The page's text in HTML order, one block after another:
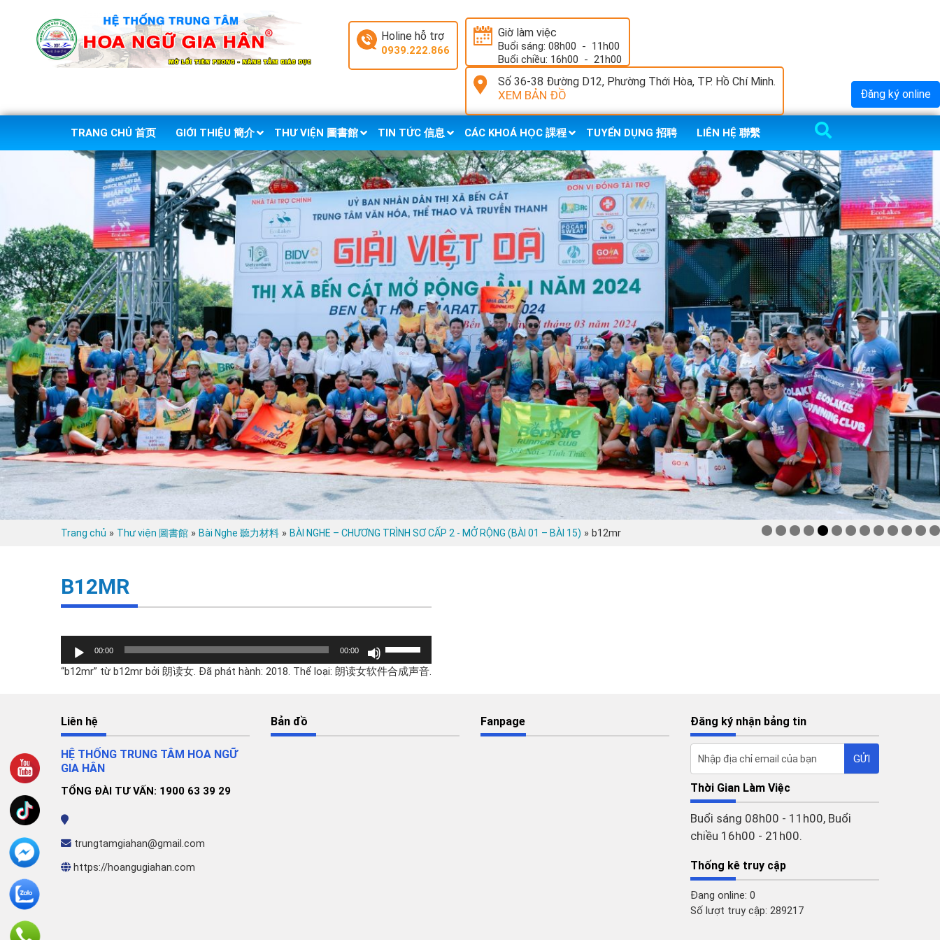
Holine hỗ trợ
0939.222.866
Giờ làm việc
Buổi sáng: 08h00 - 11h00
Buổi chiều: 16h00 - 21h00
Số 36-38 Đường D12, Phường Thới Hòa, TP. Hồ Chí Minh.
XEM BẢN ĐỒ
TRANG CHỦ 首页 GIỚI THIỆU 簡介 THƯ VIỆN 圖書館 TIN TỨC 信息 CÁC KHOÁ HỌC 課程 TUYỂN DỤNG 招聘 LIÊN HỆ 聯繫
Trang chủ » Thư viện 圖書館 » Bài Nghe 聽力材料 » BÀI NGHE – CHƯƠNG TRÌNH SƠ CẤP 2 - MỞ RỘNG (BÀI 01 – BÀI 15) » b12mr
B12MR
chơi
Audio
00:00 00:00
các
Lên/Xuống
“b12mr” từ b12mr bởi 朗读女. Đã phát hành: 2018. Thể loại: 朗读女软件合成声音.
Liên hệ
HỆ THỐNG TRUNG TÂM HOA NGỮ
GIA HÂN
TỔNG ĐÀI TƯ VẤN: 1900 63 39 29
trungtamgiahan@gmail.com
https://hoangugiahan.com
Bản đồ Fanpage Đăng ký nhận bảng tin
Thời Gian Làm Việc
Buổi sáng 08h00 - 11h00, Buổi
chiều 16h00 - 21h00.
Thống kê truy cập
Đang online: 0
Số lượt truy cập: 289217
Đăng ký online